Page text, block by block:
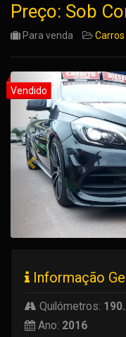
Preço: Sob
Para venda Carros
Informação
Quilómetros:
Ano: 2016